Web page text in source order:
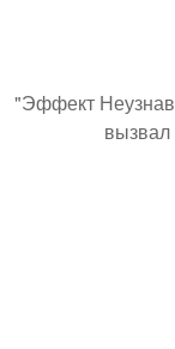
"Эффект
вызвал